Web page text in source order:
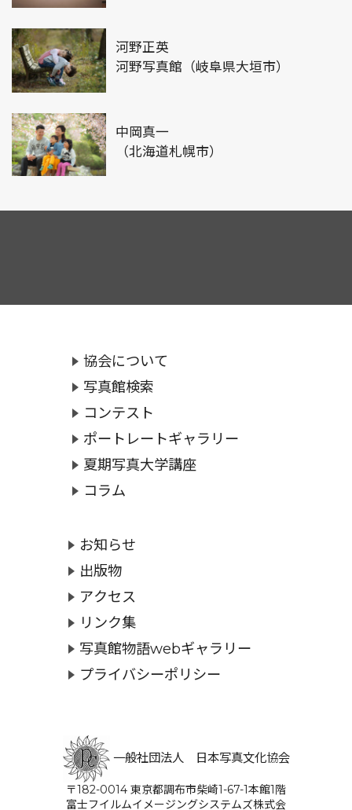
河野正英
河野写真館（岐阜県大垣市）
中岡真一
（北海道札幌市）
協会について
写真館検索
コンテスト
ポートレートギャラリー
夏期写真大学講座
コラム
お知らせ
出版物
アクセス
リンク集
写真館物語webギャラリー
プライバシーポリシー
一般社団法人 日本写真文化協会
〒182-0014 東京都調布市柴崎1-67-1本館1階
富士フイルムイメージングシステムズ株式会